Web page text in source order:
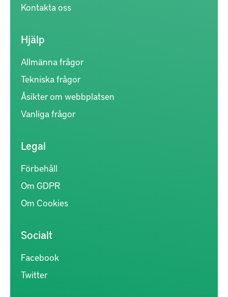
Kontakta oss
Hjälp
Allmänna frågor
Tekniska frågor
Åsikter om webbplatsen
Vanliga frågor
Legal
Förbehåll
Om GDPR
Om Cookies
Socialt
Facebook
Twitter